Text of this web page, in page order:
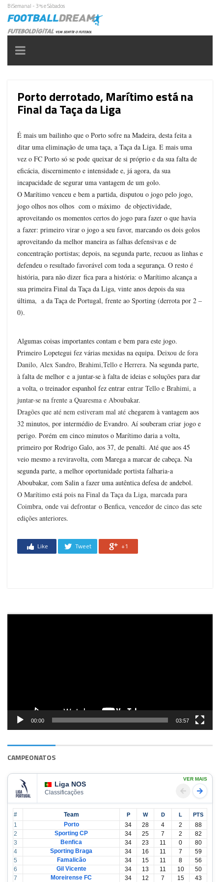
BiSemanal - 3ªs e Sábados
Toggle
navigation
Porto derrotado, Marítimo está na
Final da Taça da Liga
É mais um bailinho que o Porto sofre na Madeira, desta feita a
ditar uma eliminação de uma taça, a Taça da Liga. E mais uma
vez o FC Porto só se pode queixar de si próprio e da sua falta de
eficácia, discernimento e intensidade e, já agora, da sua
incapacidade de segurar uma vantagem de um golo.
O Marítimo venceu e bem a partida, disputou o jogo pelo jogo,
jogo olhos nos olhos com o máximo de objectividade,
aproveitando os momentos certos do jogo para fazer o que havia
a fazer: primeiro virar o jogo a seu favor, marcando os dois golos
aproveitando da melhor maneira as falhas defensivas e de
concentração portistas; depois, na segunda parte, recuou as linhas e
defendeu o resultado favorável com toda a segurança. O resto é
história, para não dizer fica para a história: o Marítimo alcança a
sua primeira Final da Taça da Liga, vinte anos depois da sua
última, a da Taça de Portugal, frente ao Sporting (derrota por 2 –
0).
Algumas coisas importantes contam e bem para este jogo.
Primeiro Lopetegui fez várias mexidas na equipa. Deixou de fora
Danilo, Alex Sandro, Brahimi,Tello e Herrera. Na segunda parte,
à falta de melhor e a juntar-se à falta de ideias e soluções para dar
a volta, o treinador espanhol fez entrar entrar Tello e Brahimi, a
juntar-se na frente a Quaresma e Aboubakar.
Dragões que até nem estiveram mal até chegarem à vantagem aos
32 minutos, por intermédio de Evandro. Aí souberam criar jogo e
perigo. Porém em cinco minutos o Marítimo daria a volta,
primeiro por Rodrigo Galo, aos 37, de penalti. Até que aos 45
veio mesmo a reviravolta, com Marega a marcar de cabeça. Na
segunda parte, a melhor oportunidade portista falharia-a
Aboubakar, com Salin a fazer uma autêntica defesa de andebol.
O Marítimo está pois na Final da Taça da Liga, marcada para
Coimbra, onde vai defrontar o Benfica, vencedor de cinco das sete
edições anteriores.
Like Tweet +1
00:00 03:57
CAMPEONATOS
Liga NOS
Classificações
VER MAIS
# Team P W D L PTS
1 Porto 34 28 4 2
88
2
Sporting CP 34 25 7 2
82
3
Benfica 34 23 11 0
80
4
Sporting Braga 34 16 11 7
59
5
Famalicão 34 15 11 8
56
6
Gil Vicente 34 13 11 10
50
7
Moreirense FC 34 12 7 15 43